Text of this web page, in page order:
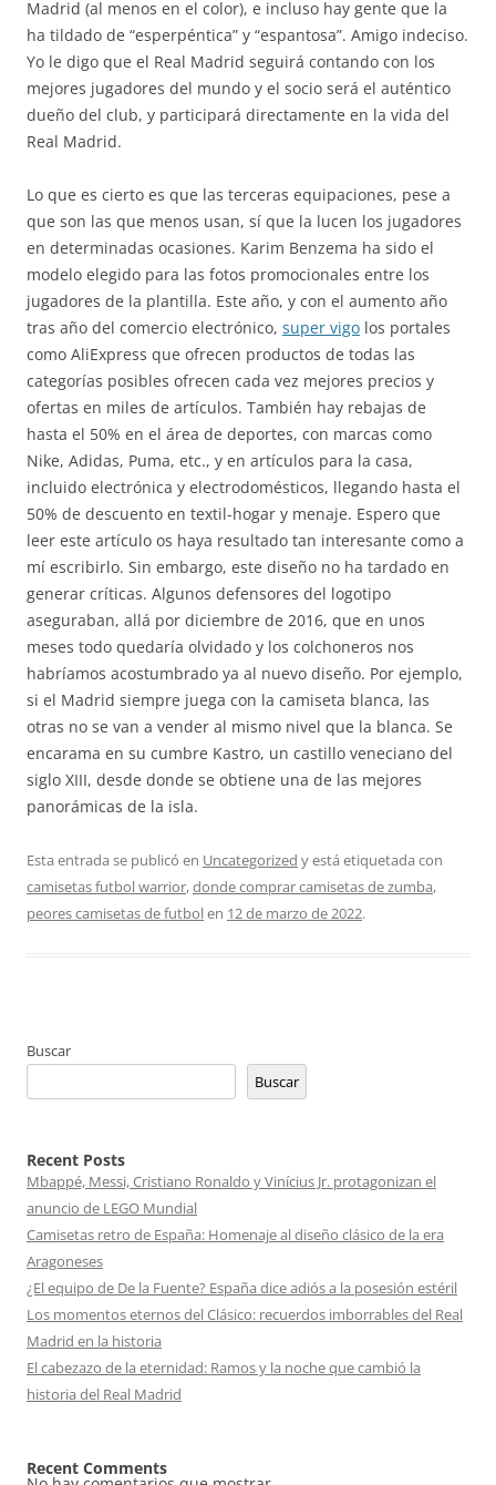
Madrid (al menos en el color), e incluso hay gente que la
ha tildado de “esperpéntica” y “espantosa”. Amigo indeciso.
Yo le digo que el Real Madrid seguirá contando con los
mejores jugadores del mundo y el socio será el auténtico
dueño del club, y participará directamente en la vida del
Real Madrid.
Lo que es cierto es que las terceras equipaciones, pese a
que son las que menos usan, sí que la lucen los jugadores
en determinadas ocasiones. Karim Benzema ha sido el
modelo elegido para las fotos promocionales entre los
jugadores de la plantilla. Este año, y con el aumento año
tras año del comercio electrónico, super vigo los portales
como AliExpress que ofrecen productos de todas las
categorías posibles ofrecen cada vez mejores precios y
ofertas en miles de artículos. También hay rebajas de
hasta el 50% en el área de deportes, con marcas como
Nike, Adidas, Puma, etc., y en artículos para la casa,
incluido electrónica y electrodomésticos, llegando hasta el
50% de descuento en textil-hogar y menaje. Espero que
leer este artículo os haya resultado tan interesante como a
mí escribirlo. Sin embargo, este diseño no ha tardado en
generar críticas. Algunos defensores del logotipo
aseguraban, allá por diciembre de 2016, que en unos
meses todo quedaría olvidado y los colchoneros nos
habríamos acostumbrado ya al nuevo diseño. Por ejemplo,
si el Madrid siempre juega con la camiseta blanca, las
otras no se van a vender al mismo nivel que la blanca. Se
encarama en su cumbre Kastro, un castillo veneciano del
siglo XIII, desde donde se obtiene una de las mejores
panorámicas de la isla.
Esta entrada se publicó en Uncategorized y está etiquetada con
camisetas futbol warrior,donde comprar camisetas de zumba,
peores camisetas de futbolen 12 de marzo de 2022.
Buscar
Buscar
Recent Posts
Mbappé, Messi, Cristiano Ronaldo y Vinícius Jr. protagonizan el
anuncio de LEGO Mundial
Camisetas retro de España: Homenaje al diseño clásico de la era
Aragoneses
¿El equipo de De la Fuente? España dice adiós a la posesión estéril
Los momentos eternos del Clásico: recuerdos imborrables del Real
Madrid en la historia
El cabezazo de la eternidad: Ramos y la noche que cambió la
historia del Real Madrid
Recent Comments